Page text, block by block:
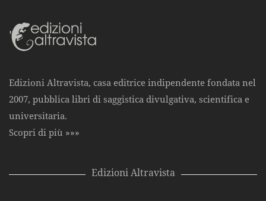
Edizioni Altravista, casa editrice indipendente fondata nel
2007, pubblica libri di saggistica divulgativa, scientifica e
universitaria.
Scopri di più »»»
Edizioni Altravista